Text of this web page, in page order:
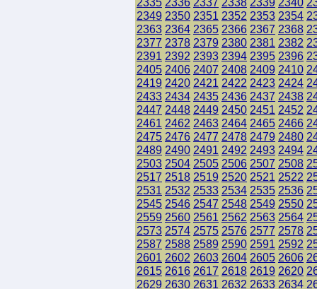
2349 2350 2351 2352 2353 2354
2363 2364 2365 2366 2367 2368
2377 2378 2379 2380 2381 2382
2391 2392 2393 2394 2395 2396
2405 2406 2407 2408 2409 2410
2419 2420 2421 2422 2423 2424
2433 2434 2435 2436 2437 2438
2447 2448 2449 2450 2451 2452
2461 2462 2463 2464 2465 2466
2475 2476 2477 2478 2479 2480
2489 2490 2491 2492 2493 2494
2503 2504 2505 2506 2507 2508
2517 2518 2519 2520 2521 2522
2531 2532 2533 2534 2535 2536
2545 2546 2547 2548 2549 2550
2559 2560 2561 2562 2563 2564
2573 2574 2575 2576 2577 2578
2587 2588 2589 2590 2591 2592
2601 2602 2603 2604 2605 2606
2615 2616 2617 2618 2619 2620
2629 2630 2631 2632 2633 2634